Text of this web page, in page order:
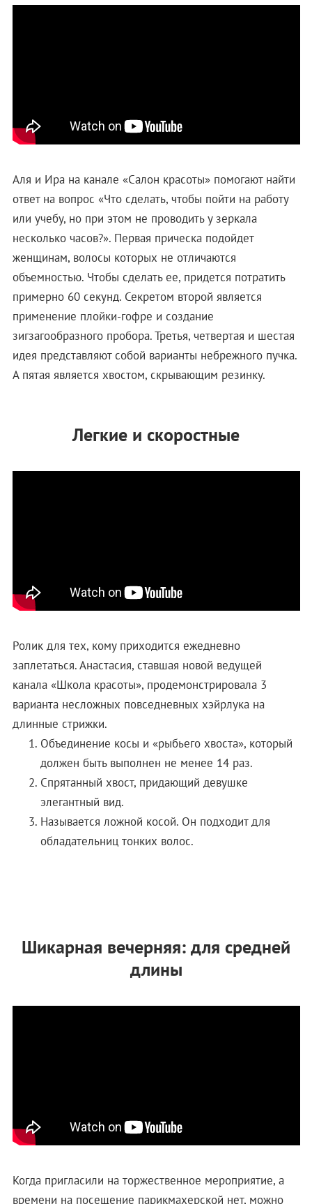
Аля и Ира на канале «Салон красоты» помогают найти
ответ на вопрос «Что сделать, чтобы пойти на работу
или учебу, но при этом не проводить у зеркала
несколько часов?». Первая прическа подойдет
женщинам, волосы которых не отличаются
объемностью. Чтобы сделать ее, придется потратить
примерно 60 секунд. Секретом второй является
применение плойки-гофре и создание
зигзагообразного пробора. Третья, четвертая и шестая
идея представляют собой варианты небрежного пучка.
А пятая является хвостом, скрывающим резинку.
Легкие и скоростные
Ролик для тех, кому приходится ежедневно
заплетаться. Анастасия, ставшая новой ведущей
канала «Школа красоты», продемонстрировала 3
варианта несложных повседневных хэйрлука на
длинные стрижки.
Объединение косы и «рыбьего хвоста», который
должен быть выполнен не менее 14 раз.
Спрятанный хвост, придающий девушке
элегантный вид.
Называется ложной косой. Он подходит для
обладательниц тонких волос.
Шикарная вечерняя: для средней
длины
Когда пригласили на торжественное мероприятие, а
времени на посещение парикмахерской нет, можно